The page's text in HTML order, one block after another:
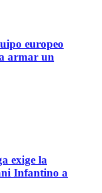
europeo
armar un
exige la
Infantino a